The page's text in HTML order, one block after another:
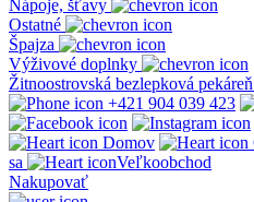
Nápoje, šťavy
Ostatné
Špajza
Výživové doplnky
Žitnoostrovská bezlepková pekáreň
+421 904 039 423
Domov
sa
Veľkoobchod
Nakupovať